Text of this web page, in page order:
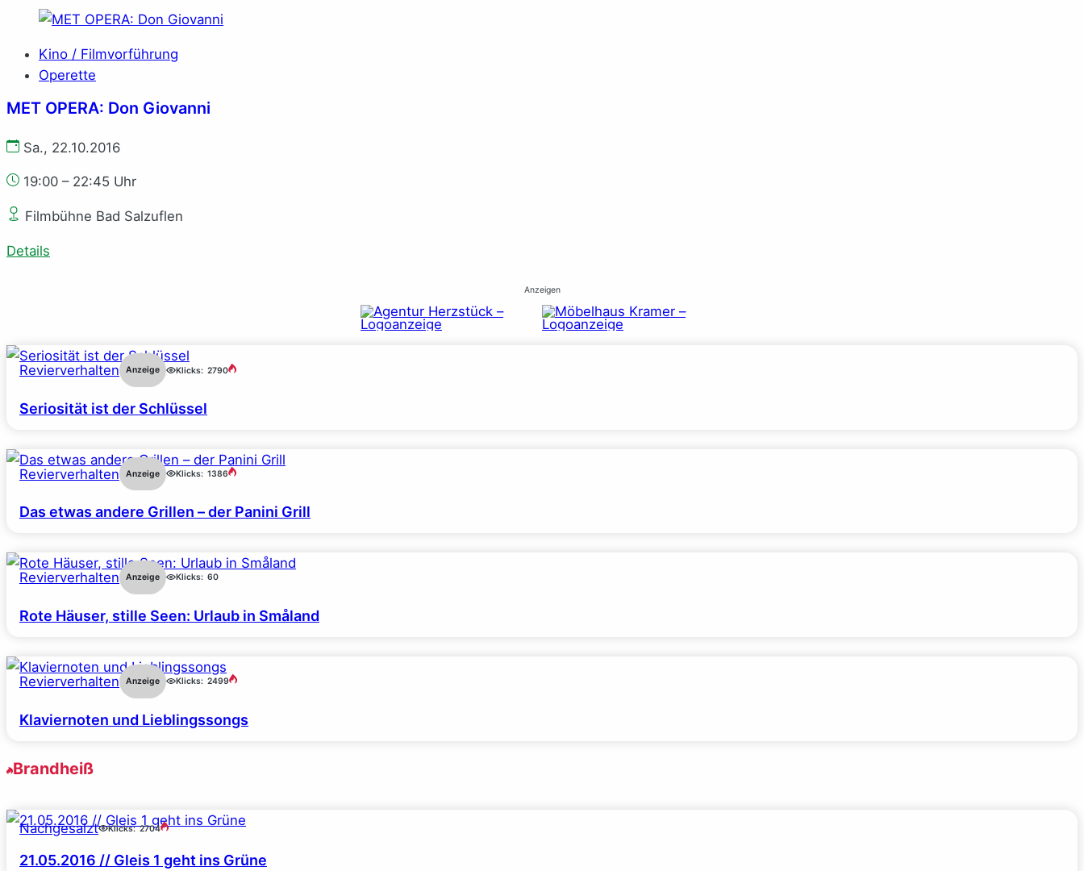
Kino / Filmvorführung
Operette
MET OPERA: Don Giovanni
Sa., 22.10.2016
19:00 – 22:45 Uhr
Filmbühne Bad Salzuflen
Details
Anzeigen
Revierverhalten Anzeige Klicks: 2790
Seriosität ist der Schlüssel
Revierverhalten Anzeige Klicks: 1386
Das etwas andere Grillen – der Panini Grill
Revierverhalten Anzeige Klicks: 60
Rote Häuser, stille Seen: Urlaub in Småland
Revierverhalten Anzeige Klicks: 2499
Klaviernoten und Lieblingssongs
Brandheiß
Nachgesalzt Klicks: 2704
21.05.2016 // Gleis 1 geht ins Grüne